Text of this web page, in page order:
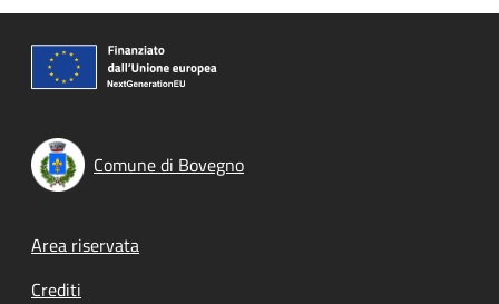
Comune di Bovegno
Footer menu
Area riservata
Crediti